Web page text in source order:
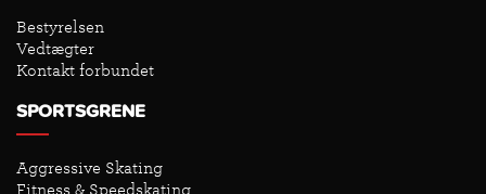
Bestyrelsen
Vedtægter
Kontakt forbundet
SPORTSGRENE
Aggressive Skating
Fitness & Speedskating